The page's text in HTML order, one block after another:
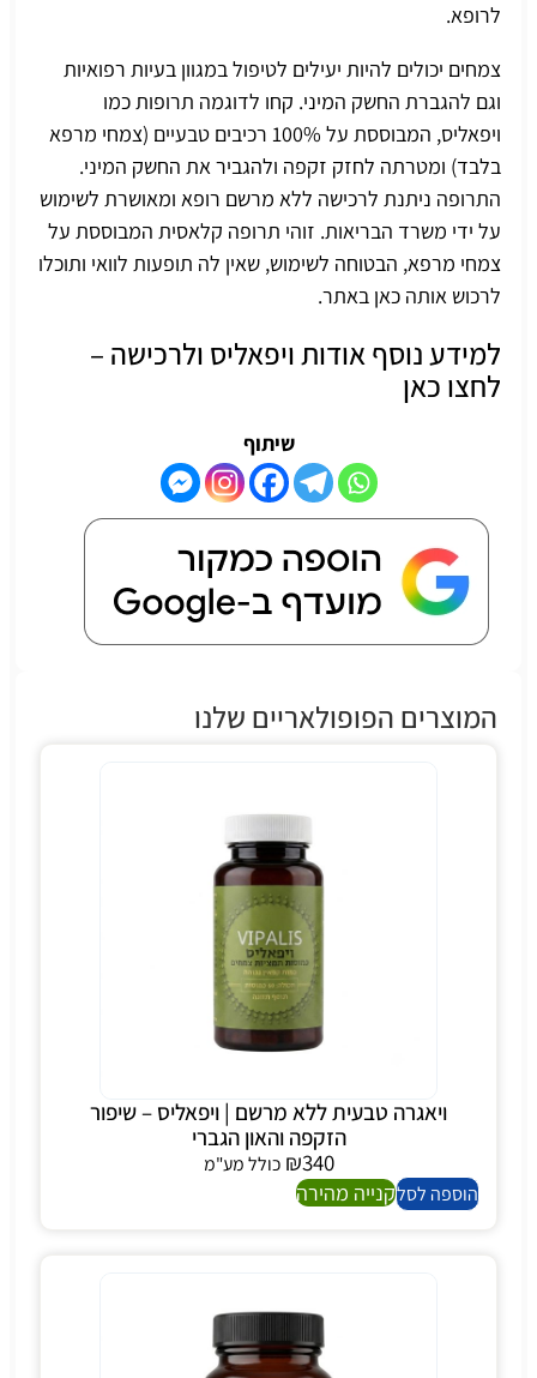
לרופא.
צמחים יכולים להיות יעילים לטיפול במגוון בעיות רפואיות
וגם להגברת החשק המיני. קחו לדוגמה תרופות כמו
ויפאליס, המבוססת על 100% רכיבים טבעיים (צמחי מרפא
בלבד) ומטרתה לחזק זקפה ולהגביר את החשק המיני.
התרופה ניתנת לרכישה ללא מרשם רופא ומאושרת לשימוש
על ידי משרד הבריאות. זוהי תרופה קלאסית המבוססת על
צמחי מרפא, הבטוחה לשימוש, שאין לה תופעות לוואי ותוכלו
לרכוש אותה כאן באתר.
למידע נוסף אודות ויפאליס ולרכישה –
לחצו כאן
שיתוף
המוצרים הפופולאריים שלנו
ויאגרה טבעית ללא מרשם | ויפאליס – שיפור
הזקפה והאון הגברי
₪340
כולל מע"מ
הוספה לסלקנייה מהירה